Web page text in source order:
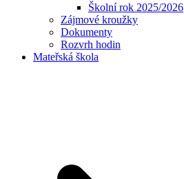
Školní rok 2025/2026
Zájmové kroužky
Dokumenty
Rozvrh hodin
Mateřská škola